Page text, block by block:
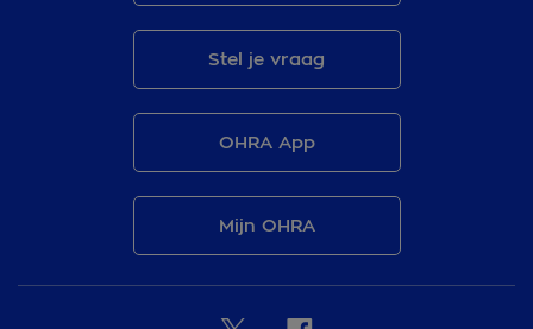
Stel je vraag
OHRA App
Mijn OHRA